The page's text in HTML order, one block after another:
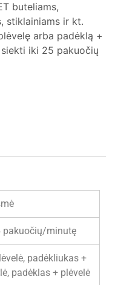
buteliams,
stiklainiams ir kt.
arba padėklą +
iki 25 pakuočių
pakuočių/minutę
padėkliukas +
padėklas + plėvelė